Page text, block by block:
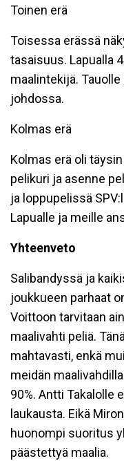
Toinen erä
Toisessa erässä
tasaisuus. Lapualla
maalintekijä.
johdossa.
Kolmas erä
Kolmas erä oli
pelikuri ja asenne
ja loppupelissä
Lapualle ja meille
Yhteenveto
Salibandyssä ja
joukkueen parhaat
Voittoon tarvitaan
maalivahti peliä.
mahtavasti, enkä
meidän
90%. Antti Takalolle
laukausta. Eikä
huonompi suoritus
päästettyä maalia.